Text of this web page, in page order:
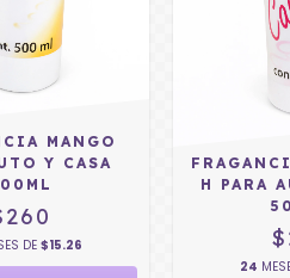
MANGO
Y CASA
DE$15.26
H PARA
24